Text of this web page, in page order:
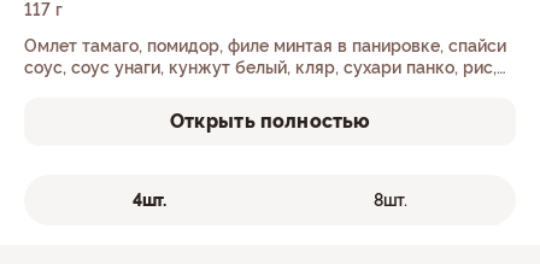
117 г
Омлет тамаго, помидор, филе минтая в панировке, спайси
соус, соус унаги, кунжут белый, кляр, сухари панко, рис,
Открыть полностью
4шт. 8шт.